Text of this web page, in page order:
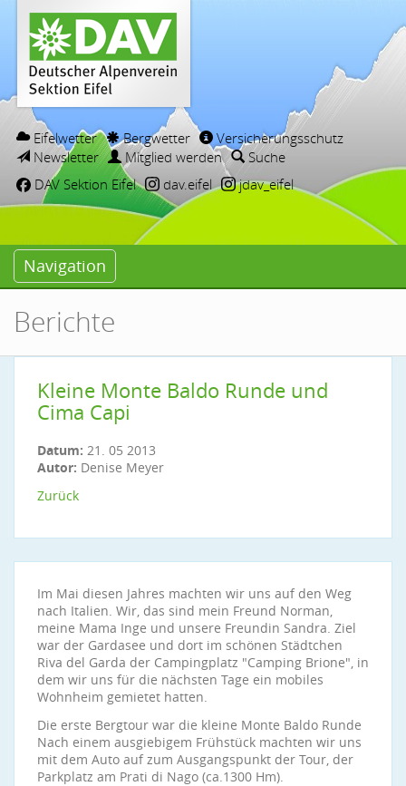
Eifelwetter Bergwetter
Versicherungsschutz
Newsletter
Mitglied werden
Suche
DAV Sektion Eifel
dav.eifel jdav_eifel
Navigation
Berichte
Kleine Monte Baldo Runde und
Cima Capi
Datum: 21. 05 2013
Autor: Denise Meyer
Zurück
Im Mai diesen Jahres machten wir uns auf den Weg
nach Italien. Wir, das sind mein Freund Norman,
meine Mama Inge und unsere Freundin Sandra. Ziel
war der Gardasee und dort im schönen Städtchen
Riva del Garda der Campingplatz "Camping Brione", in
dem wir uns für die nächsten Tage ein mobiles
Wohnheim gemietet hatten.
Die erste Bergtour war die kleine Monte Baldo Runde
Nach einem ausgiebigem Frühstück machten wir uns
mit dem Auto auf zum Ausgangspunkt der Tour, der
Parkplatz am Prati di Nago (ca.1300 Hm).